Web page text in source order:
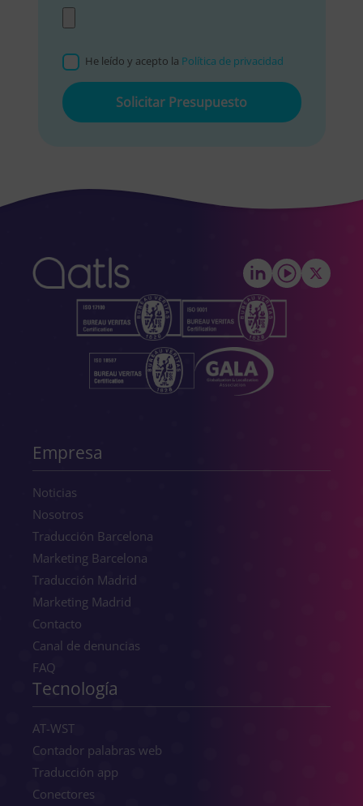
He leído y acepto la Política de privacidad
Please
leave
this
Empresa
Noticias
Nosotros
Traducción Barcelona
Marketing Barcelona
Traducción Madrid
Marketing Madrid
Contacto
Canal de denuncias
FAQ
Tecnología
AT-WST
Contador palabras web
Traducción app
Conectores